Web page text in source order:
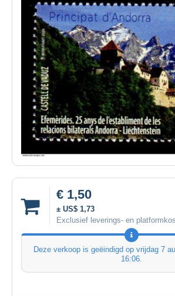
€ 1,50
± US$ 1,73
Exclusief leverings- en
Deze verkoop is geëindigd op vrijdag 7
16:06.